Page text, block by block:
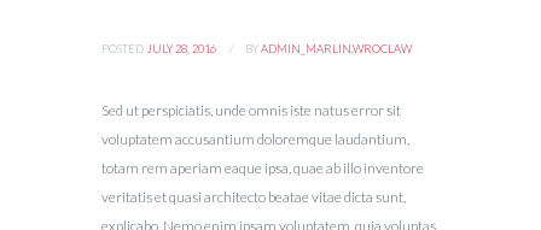
POSTED JULY 28, 2016 BYADMIN_MARLIN.WROCLAW
Sed ut perspiciatis, unde omnis iste natus error sit
voluptatem accusantium doloremque laudantium,
totam rem aperiam eaque ipsa, quae ab illo inventore
veritatis et quasi architecto beatae vitae dicta sunt,
explicabo. Nemo enim ipsam voluptatem, quia voluptas